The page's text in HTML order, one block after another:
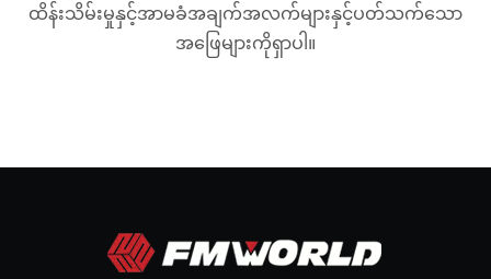
ထိန်းသိမ်းမှုနှင့်အာမခံအချက်အလက်များနှင့်ပတ်သက်သော
အဖြေများကိုရှာပါ။